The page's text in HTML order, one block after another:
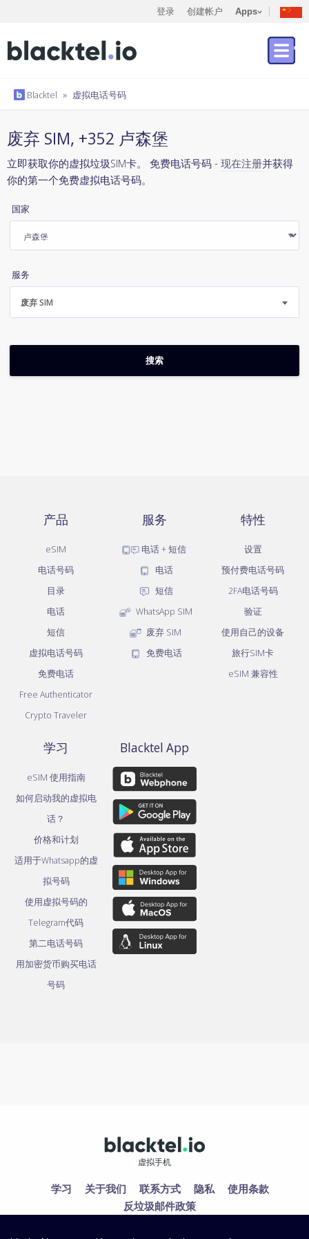
登录 创建帐户 Apps
Blacktel » 虚拟电话号码
废弃 SIM, +352 卢森堡
立即获取你的虚拟垃圾SIM卡。 免费电话号码 - 现在注册并获得
你的第一个免费虚拟电话号码。
国家
服务
废弃 SIM
产品
eSIM
电话号码
目录
电话
短信
虚拟电话号码
免费电话
Free Authenticator
Crypto Traveler
服务
电话 + 短信
电话
短信
WhatsApp SIM
废弃 SIM
免费电话
特性
设置
预付费电话号码
2FA电话号码
验证
使用自己的设备
旅行SIM卡
eSIM 兼容性
学习
eSIM 使用指南
如何启动我的虚拟电
话？
价格和计划
适用于Whatsapp的虚
拟号码
使用虚拟号码的
Telegram代码
第二电话号码
用加密货币购买电话
号码
Blacktel App
虚拟手机
学习 关于我们 联系方式 隐私
使用条款
反垃圾邮件政策